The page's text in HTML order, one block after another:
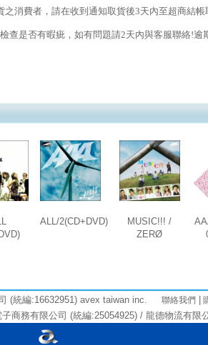
消費者，請在收到通知取貨後3天內至超商結
查是否有暇疵，如有問題請2天內與客服聯絡!逾
ALL/2(CD+DVD)
MUSIC!!! /
ZERØ
(統編:16632951) avex taiwan inc. 聯絡我們
有限公司 (統編:25054925) / 龍德物流有限公